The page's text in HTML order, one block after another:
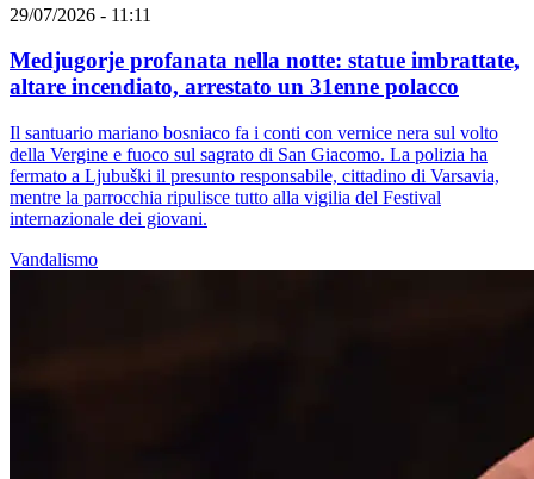
29/07/2026 - 11:11
Medjugorje profanata nella notte: statue imbrattate,
altare incendiato, arrestato un 31enne polacco
Il santuario mariano bosniaco fa i conti con vernice nera sul volto
della Vergine e fuoco sul sagrato di San Giacomo. La polizia ha
fermato a Ljubuški il presunto responsabile, cittadino di Varsavia,
mentre la parrocchia ripulisce tutto alla vigilia del Festival
internazionale dei giovani.
Vandalismo